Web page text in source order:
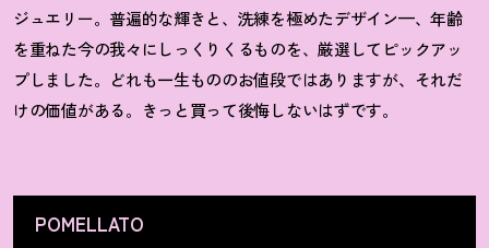
ジュエリー。普遍的な輝きと、洗練を極めたデザイン—、年齢
を重ねた今の我々にしっくりくるものを、厳選してピックアッ
プしました。どれも一生もののお値段ではありますが、それだ
けの価値がある。きっと買って後悔しないはずです。
POMELLATO